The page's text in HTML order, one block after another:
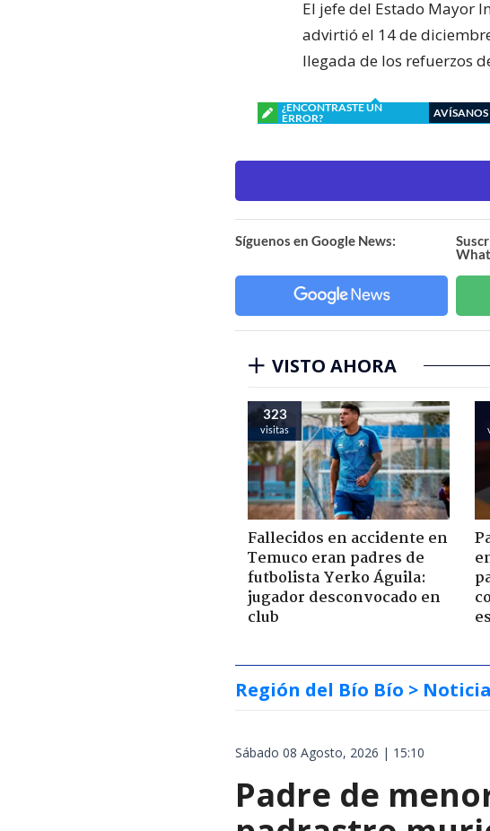
El jefe del Estado Mayor
advirtió el 14 de
llegada de los refuerzos
¿ENCONTRASTE UN
ERROR?
AVÍSANOS
Síguenos en Google News:
VISTO AHORA
323
visitas
Fallecidos en accidente en
Temuco eran padres de
futbolista Yerko Águila:
jugador desconvocado en
club
Región del Bío Bío > Noticia
Sábado 08 Agosto, 2026 | 15:10
Padre de